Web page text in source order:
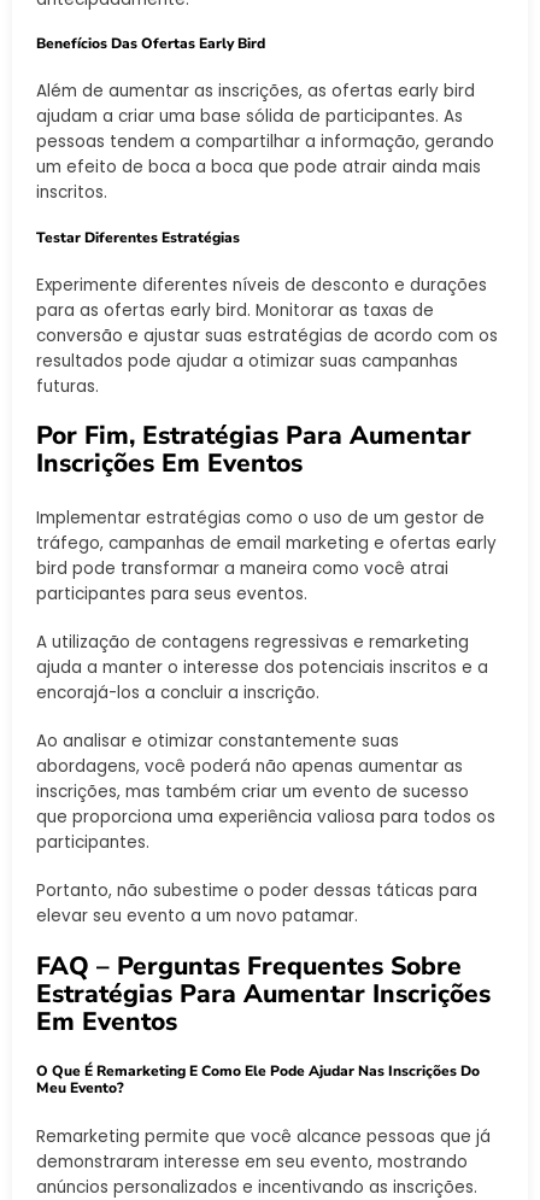
Benefícios Das Ofertas Early Bird
Além de aumentar as inscrições, as ofertas early bird
ajudam a criar uma base sólida de participantes. As
pessoas tendem a compartilhar a informação, gerando
um efeito de boca a boca que pode atrair ainda mais
inscritos.
Testar Diferentes Estratégias
Experimente diferentes níveis de desconto e durações
para as ofertas early bird. Monitorar as taxas de
conversão e ajustar suas estratégias de acordo com os
resultados pode ajudar a otimizar suas campanhas
futuras.
Por Fim, Estratégias Para Aumentar
Inscrições Em Eventos
Implementar estratégias como o uso de um gestor de
tráfego, campanhas de email marketing e ofertas early
bird pode transformar a maneira como você atrai
participantes para seus eventos.
A utilização de contagens regressivas e remarketing
ajuda a manter o interesse dos potenciais inscritos e a
encorajá-los a concluir a inscrição.
Ao analisar e otimizar constantemente suas
abordagens, você poderá não apenas aumentar as
inscrições, mas também criar um evento de sucesso
que proporciona uma experiência valiosa para todos os
participantes.
Portanto, não subestime o poder dessas táticas para
elevar seu evento a um novo patamar.
FAQ – Perguntas Frequentes Sobre
Estratégias Para Aumentar Inscrições
Em Eventos
O Que É Remarketing E Como Ele Pode Ajudar Nas Inscrições Do
Meu Evento?
Remarketing permite que você alcance pessoas que já
demonstraram interesse em seu evento, mostrando
anúncios personalizados e incentivando as inscrições.